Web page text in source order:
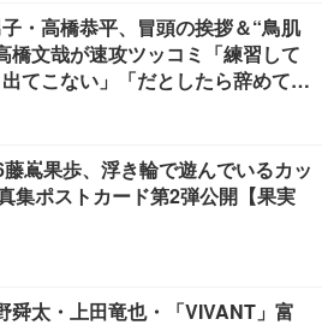
・高橋恭平、冒頭の挨拶＆“鳥肌
橋文哉が速攻ツッコミ「練習して
てこない」「だとしたら辞めてく
嶌果歩、浮き輪で遊んでいるカッ
集ポストカード第2弾公開【果実
舜太・上田竜也・「VIVANT」富